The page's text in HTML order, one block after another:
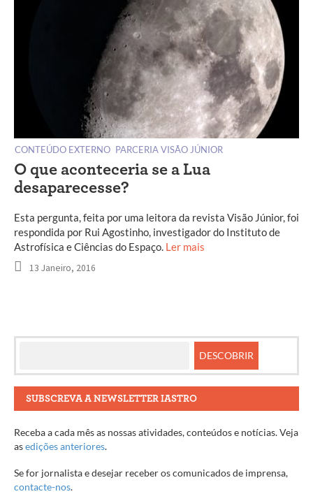
CONTEÚDO EXTERNO PARCERIA VISÃO JÚNIOR
O que aconteceria se a Lua
desaparecesse?
Esta pergunta, feita por uma leitora da revista Visão Júnior, foi
respondida por Rui Agostinho, investigador do Instituto de
Astrofísica e Ciências do Espaço. Ler mais
13 Janeiro, 2016
SUBSCREVA A NEWSLETTER IASTRO
Receba a cada mês as nossas atividades, conteúdos e notícias. Veja
asedições anteriores.
Se for jornalista e desejar receber os comunicados de imprensa,
contacte-nos.